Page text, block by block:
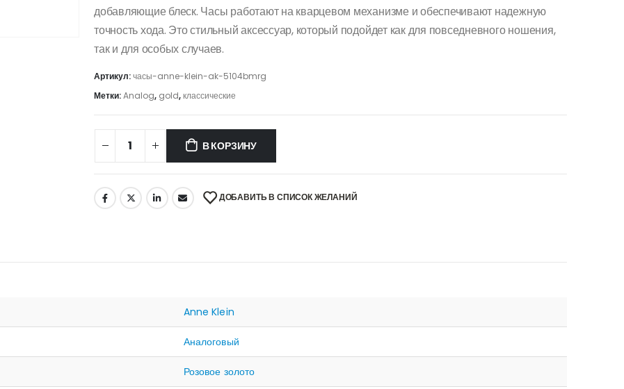
добавляющие блеск. Часы работают на кварцевом механизме и обеспечивают надежную
точность хода. Это стильный аксессуар, который подойдет как для повседневного ношения,
так и для особых случаев.
Артикул:часы-anne-klein-ak-5104bmrg
Метки:Analog, gold,классические
В КОРЗИНУ
ДОБАВИТЬ В СПИСОК ЖЕЛАНИЙ
Anne Klein
Аналоговый
Розовое золото